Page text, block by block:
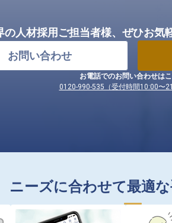
の人材採用ご担当者様、 ぜひお気
お問い合わせ
お電話でのお問い合わせは
0120-990-535（受付時間10:00〜
ニーズに合わせて最適